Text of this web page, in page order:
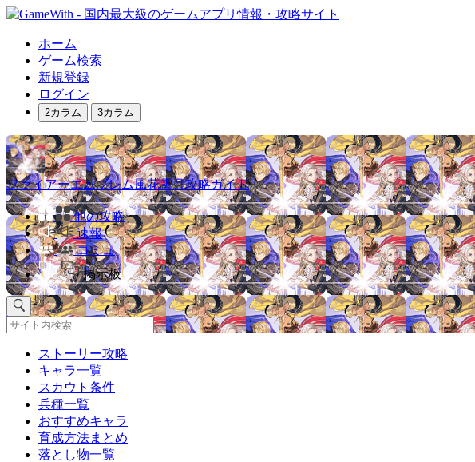
ホーム
ゲーム検索
新規登録
ログイン
2カラム 3カラム
ファイアーエムブレム風花雪月攻略ガイド
他の攻略
速報
コミュ
掲示板
ストーリー攻略
キャラ一覧
スカウト条件
兵種一覧
おすすめキャラ
育成方法まとめ
落とし物一覧